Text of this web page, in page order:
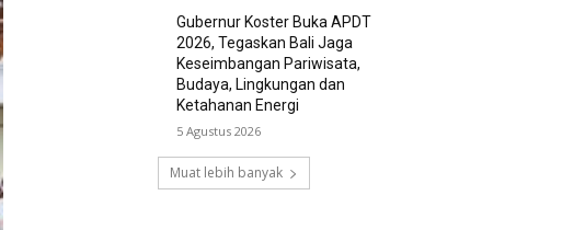
Gubernur Koster Buka APDT
2026, Tegaskan Bali Jaga
Keseimbangan Pariwisata,
Budaya, Lingkungan dan
Ketahanan Energi
5 Agustus 2026
Muat lebih banyak